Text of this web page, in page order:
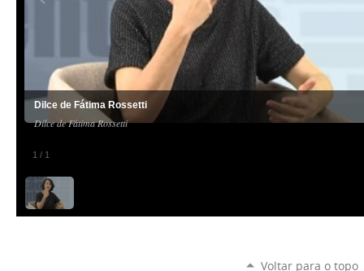
1 / 1
Dilce de Fátima Rossetti
Dilce de Fátima Rossetti
Voltar para o topo